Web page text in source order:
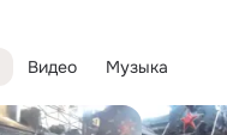
Видео Музыка